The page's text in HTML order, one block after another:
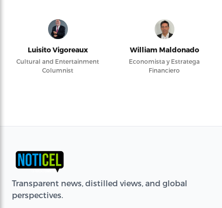
Luisito Vigoreaux
Cultural and Entertainment
Columnist
William Maldonado
Economista y Estratega
Financiero
Transparent news, distilled views, and global
perspectives.